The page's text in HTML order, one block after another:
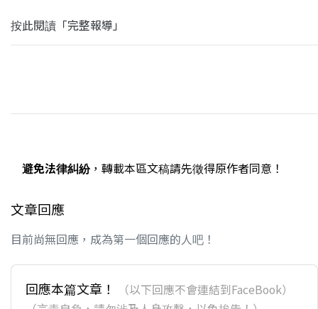
按此閱讀「完整報導」
避免法律糾紛，轉載本區文稿請先徵得原作者同意！
文章回應
目前尚無回應，成為第一個回應的人吧！
回應本篇文章！
（以下回應不會連結到FaceBook）